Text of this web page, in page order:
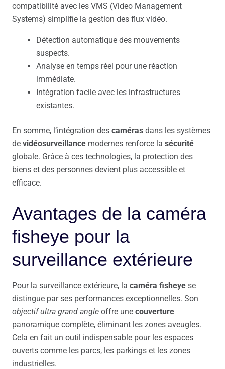
compatibilité avec les VMS (Video Management
Systems) simplifie la gestion des flux vidéo.
Détection automatique des mouvements
suspects.
Analyse en temps réel pour une réaction
immédiate.
Intégration facile avec les infrastructures
existantes.
En somme, l’intégration des caméras dans les systèmes
de vidéosurveillance modernes renforce la sécurité
globale. Grâce à ces technologies, la protection des
biens et des personnes devient plus accessible et
efficace.
Avantages de la caméra
fisheye pour la
surveillance extérieure
Pour la surveillance extérieure, la caméra fisheye se
distingue par ses performances exceptionnelles. Son
objectif ultra grand angle offre une couverture
panoramique complète, éliminant les zones aveugles.
Cela en fait un outil indispensable pour les espaces
ouverts comme les parcs, les parkings et les zones
industrielles.